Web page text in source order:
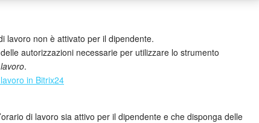
lavoro non è attivato per il dipendente.
autorizzazioni necessarie per utilizzare lo strumento
.
in Bitrix24
di lavoro sia attivo per il dipendente e che disponga delle